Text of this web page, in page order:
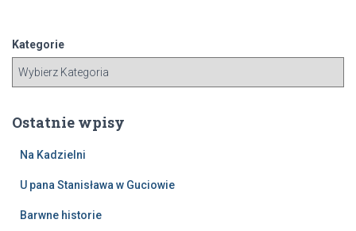
a
j
Kategorie
Ostatnie wpisy
Na Kadzielni
U pana Stanisława w Guciowie
Barwne historie